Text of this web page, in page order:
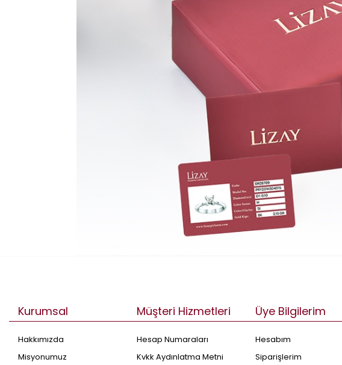
Kurumsal
Hakkımızda
Misyonumuz
Müşteri Hizmetleri
Hesap Numaraları
Kvkk Aydınlatma Metni
Üye Bilgilerim
Hesabım
Siparişlerim